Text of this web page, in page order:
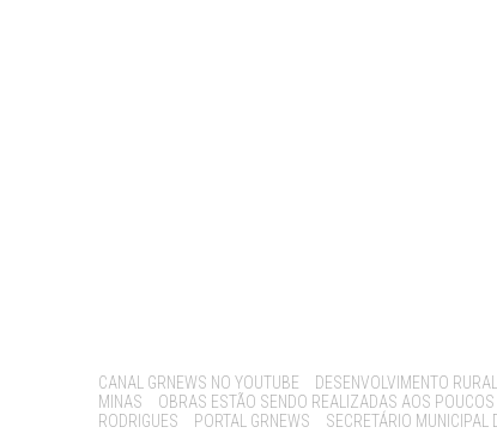
Tags:
CANAL GRNEWS NO YOUTUBE DESENVOLVIMENTO
MINAS
OBRAS ESTÃO SENDO REALIZADAS AOS POUCOS
RODRIGUES
PORTAL GRNEWS SECRETÁRIO MUNICIPAL